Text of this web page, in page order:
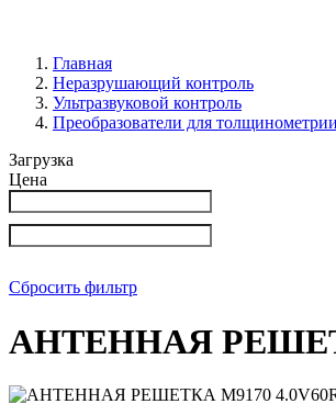
Главная
Неразрушающий контроль
Ультразвуковой контроль
Преобразователи для толщинометрии
Загрузка
Цена
Сбросить фильтр
АНТЕННАЯ